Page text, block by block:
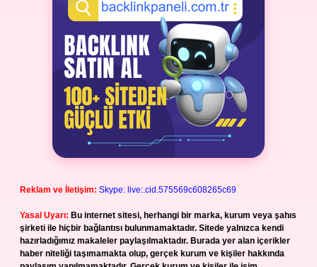
Reklam ve İletişim: Skype: live:.cid.575569c608265c69
Yasal Uyarı: Bu internet sitesi, herhangi bir marka, kurum veya şahıs
şirketi ile hiçbir bağlantısı bulunmamaktadır. Sitede yalnızca kendi
hazırladığımız makaleler paylaşılmaktadır. Burada yer alan içerikler
haber niteliği taşımamakta olup, gerçek kurum ve kişiler hakkında